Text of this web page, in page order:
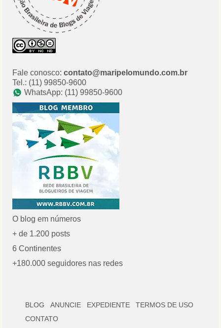
Fale conosco: contato@maripelomundo.com.br
Tel.: (11) 99850-9600
WhatsApp: (11) 99850-9600
O blog em números
+ de 1.200 posts
6 Continentes
+180.000 seguidores nas redes
BLOG ANUNCIE EXPEDIENTE
TERMOS DE USO
CONTATO